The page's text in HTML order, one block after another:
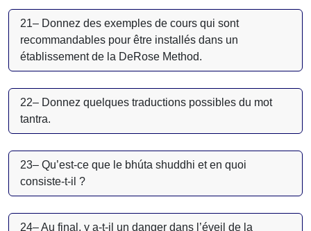
21– Donnez des exemples de cours qui sont
recommandables pour être installés dans un
établissement de la DeRose Method.
22– Donnez quelques traductions possibles du mot
tantra.
23– Qu’est-ce que le bhúta shuddhi et en quoi
consiste-t-il ?
24– Au final, y a-t-il un danger dans l’éveil de la